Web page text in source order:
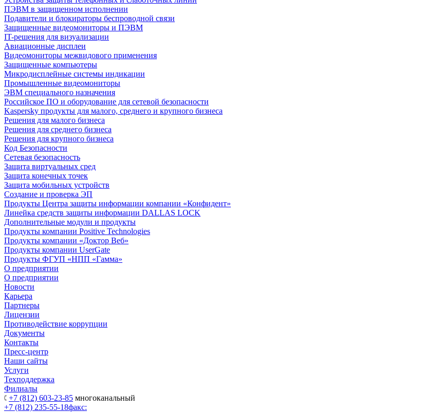
ПЭВМ в защищенном исполнении
Подавители и блокираторы беспроводной связи
Защищенные видеомониторы и ПЭВМ
IT-решения для визуализации
Авиационные дисплеи
Видеомониторы межвидового применения
Защищенные компьютеры
Микродисплейные системы индикации
Промышленные видеомониторы
ЭВМ специального назначения
Российское ПО и оборудование для сетевой безопасности
Kaspersky продукты для малого, среднего и крупного бизнеса
Решения для малого бизнеса
Решения для среднего бизнеса
Решения для крупного бизнеса
Код Безопасности
Сетевая безопасность
Защита виртуальных сред
Защита конечных точек
Защита мобильных устройств
Создание и проверка ЭП
Продукты Центра защиты информации компании «Конфидент»
Линейка средств защиты информации DALLAS LOCK
Дополнительные модули и продукты
Продукты компании Positive Technologies
Продукты компании «Доктор Веб»
Продукты компании UserGate
Продукты ФГУП «НПП «Гамма»
О предприятии
О предприятии
Новости
Карьера
Партнеры
Лицензии
Противодействие коррупции
Документы
Контакты
Пресс-центр
Наши сайты
Услуги
Техподдержка
Филиалы
+7 (812) 603-23-85 многоканальный
+7 (812) 235-55-18факс: